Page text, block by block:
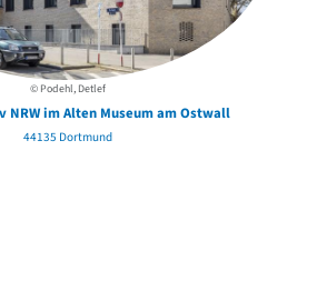
© Podehl, Detlef
NRW im Alten Museum am Ostwall
44135 Dortmund